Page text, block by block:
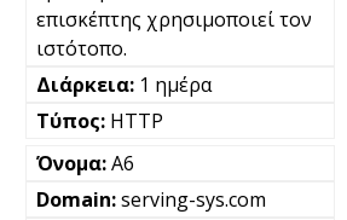
επισκέπτης χρησιμοποιεί τον
ιστότοπο.
1 ημέρα
HTTP
A6
serving-sys.com